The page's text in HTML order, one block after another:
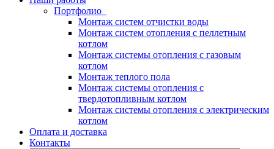
Портфолио
Монтаж систем отчистки воды
Монтаж систем отопления с пеллетным
котлом
Монтаж системы отопления с газовым
котлом
Монтаж теплого пола
Монтаж системы отопления с
твердотопливным котлом
Монтаж системы отопления с электрическим
котлом
Оплата и доставка
Контакты